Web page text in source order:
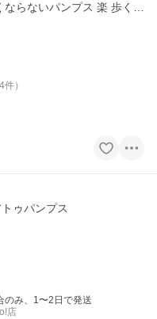
らないパンプス 楽 歩くの
4件）
ゥパンプス
のみ、1〜2日で発送
店